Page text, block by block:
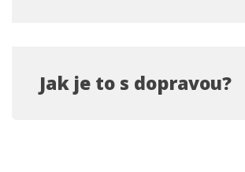
Jak je to s dopravou?